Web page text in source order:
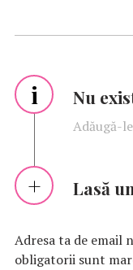
i Nu
Adăugă-
Lasă
Adresa ta de email
obligatorii sunt